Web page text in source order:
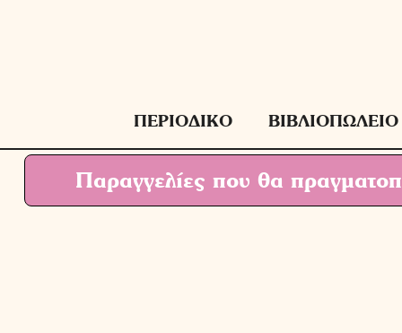
ΠΕΡΙΟΔΙΚΟ ΒΙΒΛΙΟΠΩΛΕΙΟ
Παραγγελίες που θα